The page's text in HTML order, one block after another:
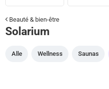
Beauté & bien-être
Solarium
Alle Wellness Saunas